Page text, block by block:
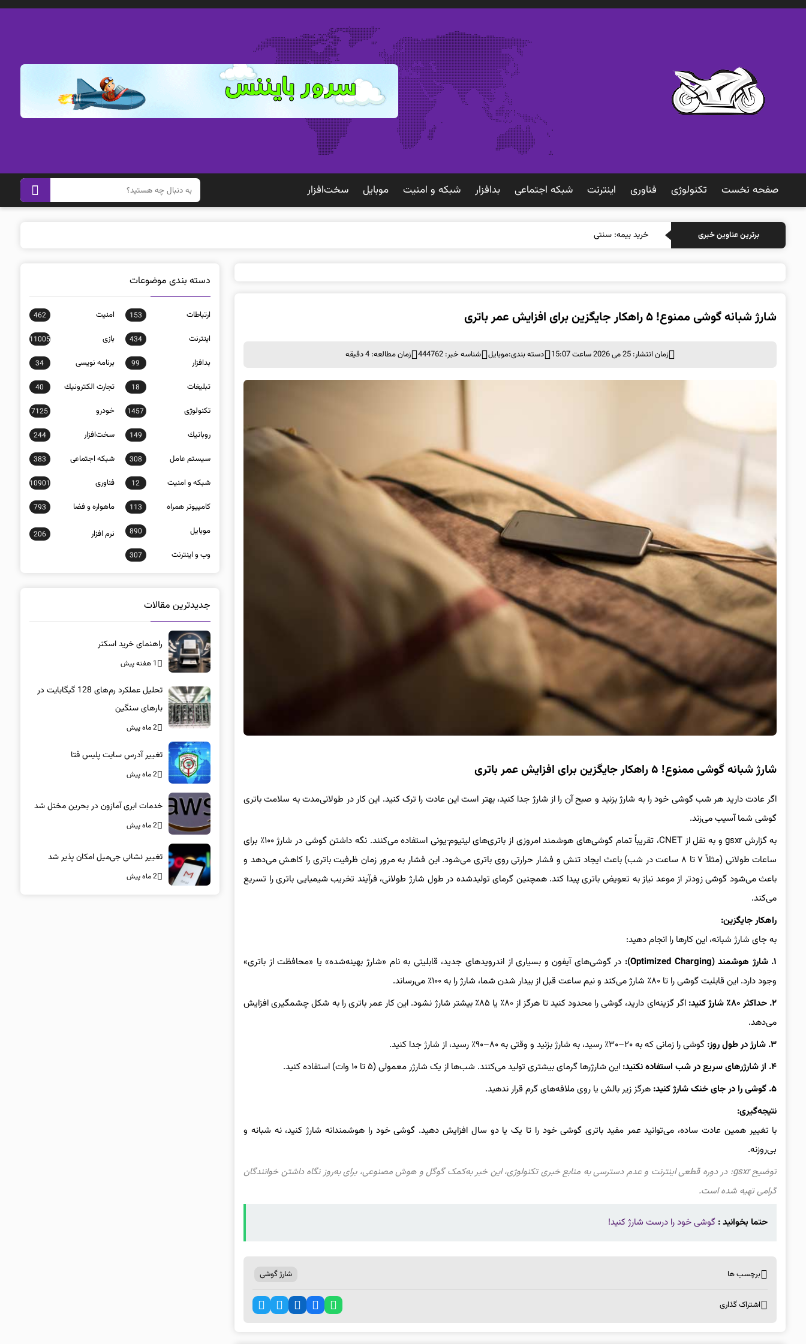
صفحه نخست تکنولوژی فناوری اينترنت شبكه اجتماعی بدافزار شبكه و امنيت موبايل سخت‌افزار
برترین عناوین خبری خرید بیمه: سنتی یا آنلاین؟ کدامی
شارژ شبانه گوشی ممنوع! ۵ راهکار جایگزین برای افزایش عمر باتری
زمان انتشار: 25 می 2026 ساعت 15:07 دسته بندی:موبايل شناسه خبر: 444762 زمان مطالعه: 4 دقیقه
شارژ شبانه گوشی ممنوع! ۵ راهکار جایگزین برای افزایش عمر باتری
اگر عادت دارید هر شب گوشی خود را به شارژ بزنید و صبح آن را از شارژ جدا کنید، بهتر است این عادت را ترک کنید. این کار در طولانی‌مدت به سلامت باتری
گوشی شما آسیب می‌زند.
به گزارش gsxr و به نقل از CNET، تقریباً تمام گوشی‌های هوشمند امروزی از باتری‌های لیتیوم‑یونی استفاده می‌کنند. نگه داشتن گوشی در شارژ ۱۰۰٪ برای
ساعات طولانی (مثلاً ۷ تا ۸ ساعت در شب) باعث ایجاد تنش و فشار حرارتی روی باتری می‌شود. این فشار به مرور زمان ظرفیت باتری را کاهش می‌دهد و
باعث می‌شود گوشی زودتر از موعد نیاز به تعویض باتری پیدا کند. همچنین گرمای تولیدشده در طول شارژ طولانی، فرآیند تخریب شیمیایی باتری را تسریع
می‌کند.
راهکار جایگزین:
به جای شارژ شبانه، این کارها را انجام دهید:
۱. شارژ هوشمند (Optimized Charging):
در گوشی‌های آیفون و بسیاری از اندرویدهای جدید، قابلیتی به نام «شارژ بهینه‌شده» یا «محافظت از باتری»
وجود دارد. این قابلیت گوشی را تا ۸۰٪ شارژ می‌کند و نیم ساعت قبل از بیدار شدن شما، شارژ را به ۱۰۰٪ می‌رساند.
۲. حداکثر ۸۰٪ شارژ کنید:
اگر گزینه‌ای دارید، گوشی را محدود کنید تا هرگز از ۸۰٪ یا ۸۵٪ بیشتر شارژ نشود. این کار عمر باتری را به شکل چشمگیری افزایش
می‌دهد.
۳. شارژ در طول روز:
گوشی را زمانی که به ۲۰–۳۰٪ رسید، به شارژ بزنید و وقتی به ۸۰–۹۰٪ رسید، از شارژ جدا کنید.
۴. از شارژرهای سریع در شب استفاده نکنید:
این شارژرها گرمای بیشتری تولید می‌کنند. شب‌ها از یک شارژر معمولی (۵ تا ۱۰ وات) استفاده کنید.
۵. گوشی را در جای خنک شارژ کنید:
هرگز زیر بالش یا روی ملافه‌های گرم قرار ندهید.
نتیجه‌گیری:
با تغییر همین عادت ساده، می‌توانید عمر مفید باتری گوشی خود را تا یک یا دو سال افزایش دهید. گوشی خود را هوشمندانه شارژ کنید، نه شبانه و
بی‌روزنه.
توضیح gsxr: در دوره قطعی اینترنت و عدم دسترسی به منابع خبری تکنولوژی، این خبر به‌کمک گوگل و هوش مصنوعی، برای به‌روز نگاه داشتن خوانندگان
گرامی تهیه شده است.
حتما بخوانید : گوشی خود را درست شارژ کنید!
برچسب ها شارژ گوشی
اشتراک گذاری
دسته بندی موضوعات
ارتباطات 153 امنيت 462
اينترنت 434 بازی 11005
بدافزار 99 برنامه نويسی 34
تبلیغات 18 تجارت الكترونيك 40
تکنولوژی 1457 خودرو 7125
روباتيك 149 سخت‌افزار 244
سيستم عامل 308 شبكه اجتماعی 383
شبكه و امنيت 12 فناوری 10901
كامپيوتر همراه 113 ماهواره و فضا 793
موبايل 890 نرم افزار 206
وب و اينترنت 307
جدیدترین مقالات
راهنمای خرید اسکنر
1 هفته پیش
تحلیل عملکرد رم‌های 128 گیگابایت در
بارهای سنگین
2 ماه پیش
تغییر آدرس سایت پلیس فتا
2 ماه پیش
خدمات ابری آمازون در بحرین مختل شد
2 ماه پیش
تغییر نشانی جی‌میل امکان پذیر شد
2 ماه پیش